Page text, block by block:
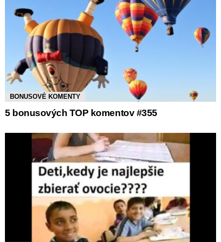
BONUSOVÉ KOMENTY
5 bonusových TOP komentov #355